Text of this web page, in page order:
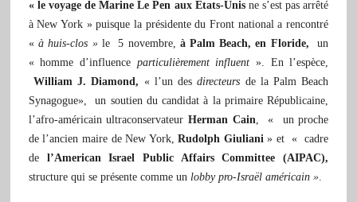
« le voyage de Marine Le Pen aux Etats-Unisne s’est pas arrêté
à New York » puisque la présidente du Front national a rencontré
«à huis-clos »le 5 novembre, à Palm Beach, en Floride,
un
« homme d’influence particulièrement influent ». En l’espèce,
William J. Diamond, « l’un des directeurs de la Palm Beach
Synagogue»,
un soutien du candidat à la primaire Républicaine,
l’afro-américain ultraconservateurHerman Cain, « un proche
de l’ancien maire de New York,Rudolph Giuliani» et « cadre
de l’American Israel Public Affairs Committee (AIPAC),
structure qui se présente comme un lobby pro-Israël américain ».